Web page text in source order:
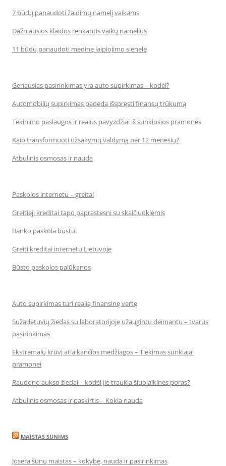
7 būdų panaudoti žaidimų namelį vaikams
Dažniausios klaidos renkantis vaikų namelius
11 būdų panaudoti medinę laipiojimo sienelę
Geriausias pasirinkimas yra auto supirkimas – kodėl?
Automobilių supirkimas padeda išspręsti finansų trūkumą
Tekinimo paslaugos ir realūs pavyzdžiai iš sunkiosios pramonės
Kaip transformuoti užsakymų valdymą per 12 mėnesių?
Atbulinis osmosas ir nauda
Paskolos internetu – greitai
Greitieji kreditai tapo paprastesni su skaičiuoklėmis
Banko paskola būstui
Greiti kreditai internetu Lietuvoje
Būsto paskolos palūkanos
Auto supirkimas turi realią finansinę vertę
Sužadėtuvių žiedas su laboratorijoje užaugintu deimantu – tvarus
pasirinkimas
Ekstremalų krūvį atlaikančios medžiagos – Tiekimas sunkiajai
pramonei
Raudono aukso žiedai – kodėl jie traukia šiuolaikines poras?
Atbulinis osmosas ir paskirtis – Kokia nauda
MAISTAS SUNIMS
Josera šunų maistas – kokybė, nauda ir pasirinkimas